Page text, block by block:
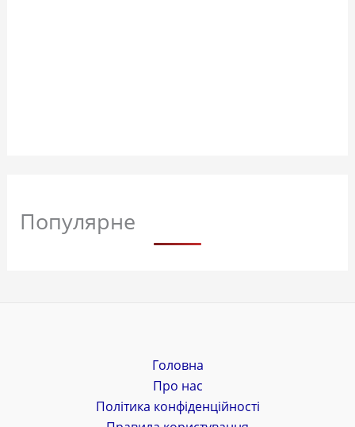
Популярне
Головна
Про нас
Політика конфіденційності